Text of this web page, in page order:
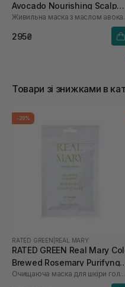
Avocado Nourishing Scalp
Pack 50 мл
295₴
Товари зі знижками в
-20%
RATED GREEN REAL MARY
RATED GREEN Real Mary
Brewed Rosemary Purifyng
Scalp Scaler 50 мл
Очищаюча маска для шкіри голови з морською сіллю